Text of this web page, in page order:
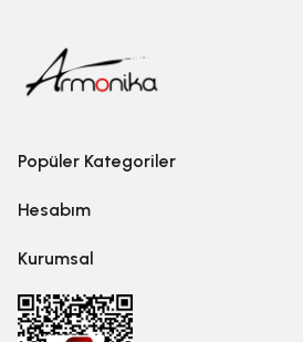
Popüler Kategoriler
Hesabım
Kurumsal